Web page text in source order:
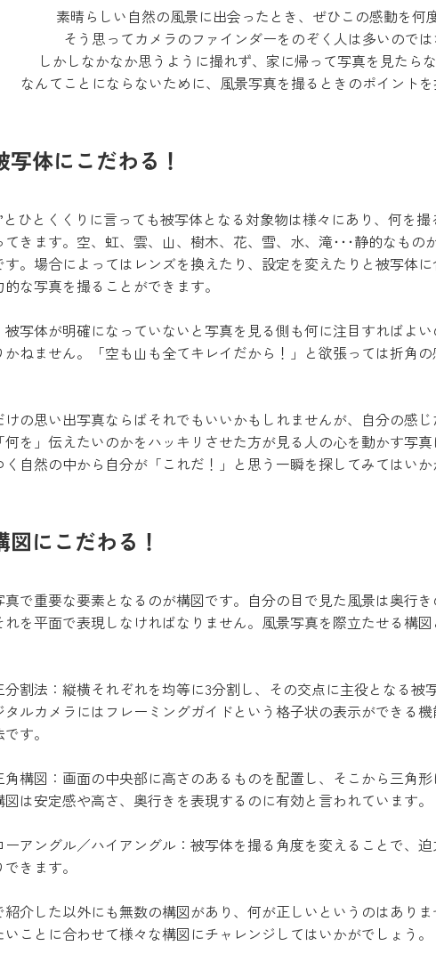
素晴らしい自然の風景に出会ったとき、ぜひこの感動を何
そう思ってカメラのファインダーをのぞく人は多いのでは
しかしなかなか思うように撮れず、家に帰って写真を見たら
なんてことにならないために、風景写真を撮るときのポイントを
写体にこだわる！
とひとくくりに言っても被写体となる対象物は様々にあり、何を
てきます。空、虹、雲、山、樹木、花、雪、水、滝･･･静的なもの
す。場合によってはレンズを換えたり、設定を変えたりと被写体
な写真を撮ることができます。
被写体が明確になっていないと写真を見る側も何に注目すればよ
かねません。「空も山も全てキレイだから！」と欲張っては折角
けの思い出写真ならばそれでもいいかもしれませんが、自分の感
何を」伝えたいのかをハッキリさせた方が見る人の心を動かす写
く自然の中から自分が「これだ！」と思う一瞬を探してみてはいか
図にこだわる！
真で重要な要素となるのが構図です。自分の目で見た風景は奥行
れを平面で表現しなければなりません。風景写真を際立たせる構
分割法：縦横それぞれを均等に3分割し、その交点に主役となる被
タルカメラにはフレーミングガイドという格子状の表示ができる
す。
角構図：画面の中央部に高さのあるものを配置し、そこから三角
図は安定感や高さ、奥行きを表現するのに有効と言われています。
ーアングル／ハイアングル：被写体を撮る角度を変えることで、
きます。
紹介した以外にも無数の構図があり、何が正しいというのはあり
いことに合わせて様々な構図にチャレンジしてはいかがでしょう。